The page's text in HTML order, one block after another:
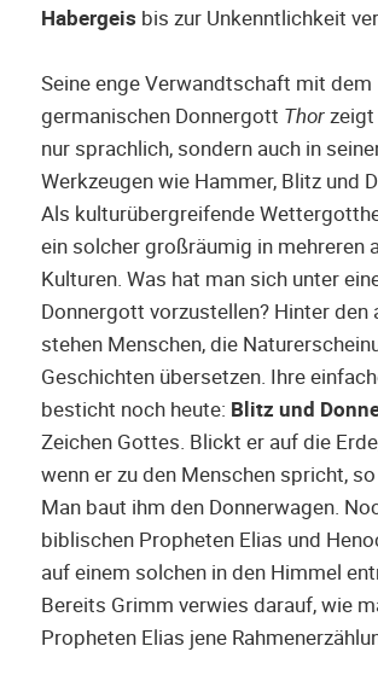
Habergeis bis zur Unkenntlichkeit
Seine enge Verwandtschaft mit dem
germanischen Donnergott Thor
nur sprachlich, sondern auch in
Werkzeugen wie Hammer, Blitz und
Als kulturübergreifende
ein solcher großräumig in mehreren
Kulturen. Was hat man sich unter
Donnergott vorzustellen? Hinter den
stehen Menschen, die
Geschichten übersetzen. Ihre
besticht noch heute: Blitz und
Zeichen Gottes. Blickt er auf die
wenn er zu den Menschen spricht,
Man baut ihm den Donnerwagen.
biblischen Propheten Elias und
auf einem solchen in den Himmel
Bereits Grimm verwies darauf, wie
Propheten Elias jene